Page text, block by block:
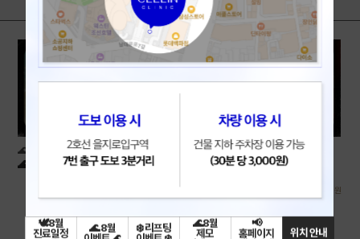
점제거 | 문신제거 수액 | 영양주사 | 항노화주사
🌊 8월 이벤트 🌊
🌊 8월 이벤트 🌊-여드름/모공
🌊 8월 이벤트 🌊
🌊 8월 이벤트 🌊-보톡스/필러
원
🕊️8월
진료일정
🌊 8월
❄️ 리프팅
🌊8월
제모
📢
홈페이지
위치 안내